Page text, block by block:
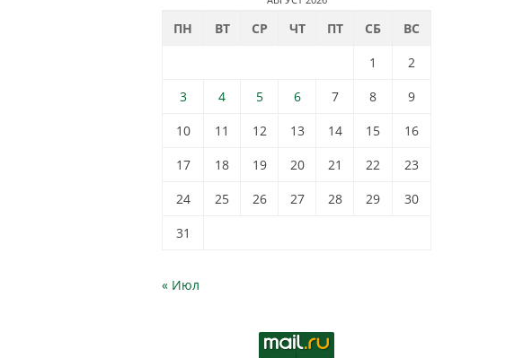
ПН ВТ СР ЧТ ПТ СБ
ВС
1
2
3
4 5 6 7 8
9
10
11 12 13 14 15
16
17
18 19 20 21 22
23
24
25 26 27 28 29
30
31
« Июл